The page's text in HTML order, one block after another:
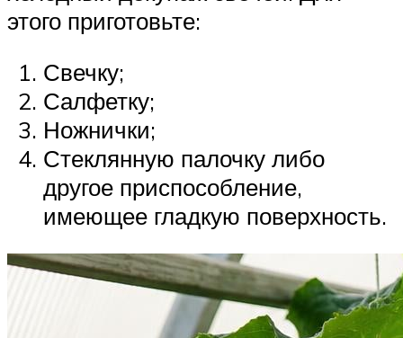
этого приготовьте:
Свечку;
Салфетку;
Ножнички;
Стеклянную палочку либо
другое приспособление,
имеющее гладкую поверхность.